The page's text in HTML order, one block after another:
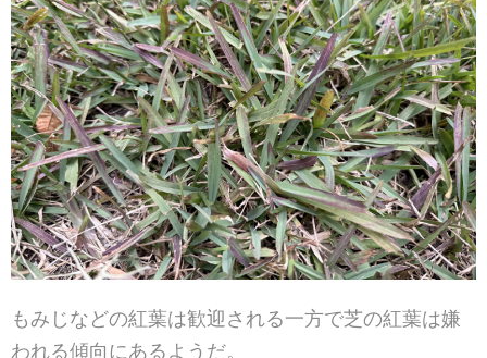
もみじなどの紅葉は歓迎される一方で芝の紅葉は嫌
われる傾向にあるようだ。